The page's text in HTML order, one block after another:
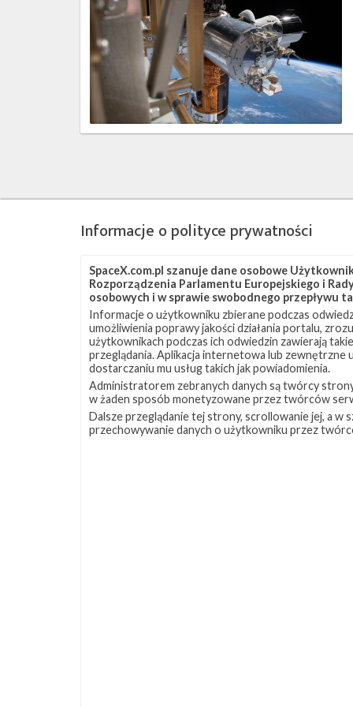
lipiec
Informacje o polityce prywatności
SpaceX.com.pl szanuje dane osobowe
Rozporządzenia Parlamentu Europejskiego i
osobowych i w sprawie swobodnego przepływu
Informacje o użytkowniku zbierane podczas
umożliwienia poprawy jakości działania portalu,
użytkownikach podczas ich odwiedzin zawierają
przeglądania. Aplikacja internetowa lub
dostarczaniu mu usług takich jak powiadomienia.
Administratorem zebranych danych są twórcy
w żaden sposób monetyzowane przez twórców
Dalsze przeglądanie tej strony, scrollowanie jej, a w
przechowywanie danych o użytkowniku przez